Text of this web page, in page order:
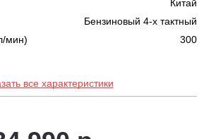
Китай
Бензиновый 4-х тактный
мин)
300
все характеристики